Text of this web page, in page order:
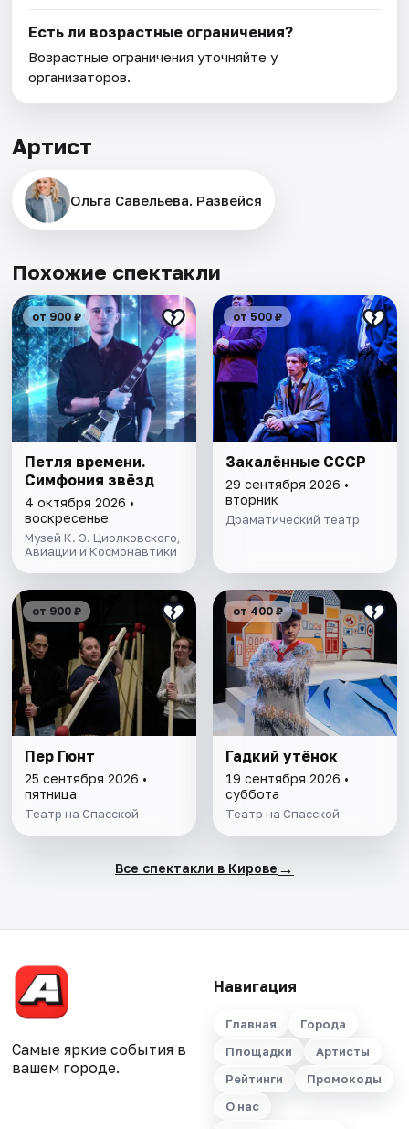
Есть ли возрастные ограничения?
Возрастные ограничения уточняйте у
организаторов.
Артист
Ольга Савельева. Развейся
Похожие спектакли
от 900 ₽
Петля времени.
Симфония звёзд
4 октября 2026 •
воскресенье
Музей К. Э. Циолковского,
Авиации и Космонавтики
от 500 ₽
Закалённые СССР
29 сентября 2026 •
вторник
Драматический театр
от 900 ₽
Пер Гюнт
25 сентября 2026 •
пятница
Театр на Спасской
от 400 ₽
Гадкий утёнок
19 сентября 2026 •
суббота
Театр на Спасской
Все спектакли в Кирове →
Самые яркие события в
вашем городе.
Навигация
Главная
Города
Площадки
Артисты
Рейтинги
Промокоды
О нас